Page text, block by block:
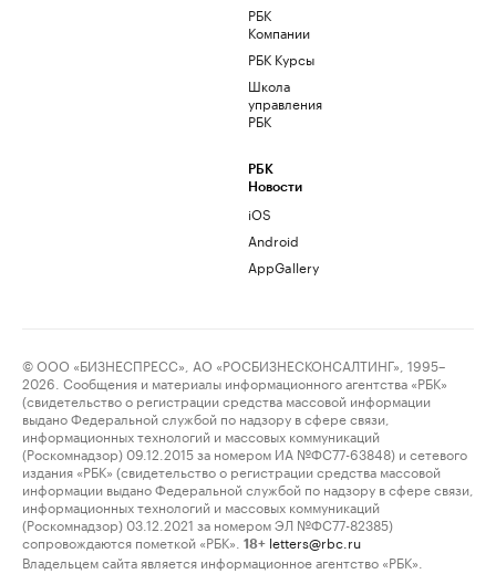
РБК
Компании
РБК Курсы
Школа
управления
РБК
РБК
Новости
iOS
Android
AppGallery
© ООО «БИЗНЕСПРЕСС», АО «РОСБИЗНЕСКОНСАЛТИНГ», 1995–
2026. Сообщения и материалы информационного агентства «РБК»
(свидетельство о регистрации средства массовой информации
выдано Федеральной службой по надзору в сфере связи,
информационных технологий и массовых коммуникаций
(Роскомнадзор) 09.12.2015 за номером ИА №ФС77-63848) и сетевого
издания «РБК» (свидетельство о регистрации средства массовой
информации выдано Федеральной службой по надзору в сфере связи,
информационных технологий и массовых коммуникаций
(Роскомнадзор) 03.12.2021 за номером ЭЛ №ФС77-82385)
сопровождаются пометкой «РБК».
18+ letters@rbc.ru
Владельцем сайта является информационное агентство «РБК».